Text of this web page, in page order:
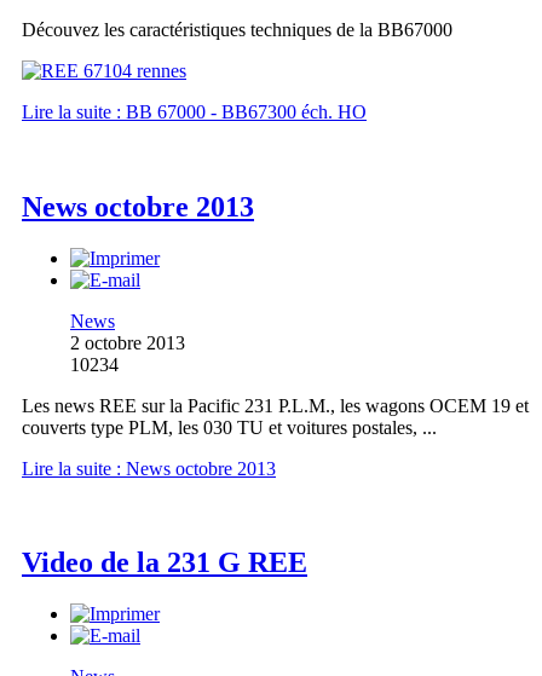
Découvez les caractéristiques techniques de la BB67000
Lire la suite : BB 67000 - BB67300 éch. HO
News octobre 2013
News
2 octobre 2013
10234
Les news REE sur la Pacific 231 P.L.M., les wagons OCEM 19 et
couverts type PLM, les 030 TU et voitures postales, ...
Lire la suite : News octobre 2013
Video de la 231 G REE